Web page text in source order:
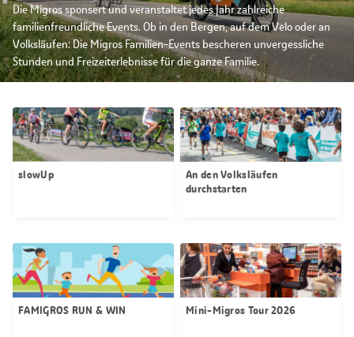
Die Migros sponsert und veranstaltet jedes Jahr zahlreiche
familienfreundliche Events. Ob in den Bergen, auf dem Velo oder an
Volksläufen: Die Migros Familien-Events bescheren unvergessliche
Stunden und Freizeiterlebnisse für die ganze Familie.
slowUp
An den Volksläufen
durchstarten
FAMIGROS RUN & WIN Mini-Migros Tour 2026